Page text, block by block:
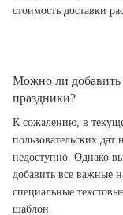
стоимость доставки
Можно ли добавить
праздники?
К сожалению, в
пользовательских дат
недоступно. Однако
добавить все важные
специальные
шаблон.